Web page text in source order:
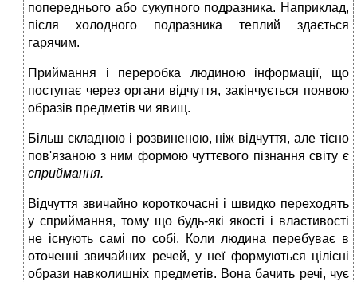
попереднього або сукупного подразника. Наприклад,
після холодного подразника теплий здається
гарячим.
Приймання і переробка людиною інформації, що
поступає через органи відчуття, закінчується появою
образів предметів чи явищ.
Більш складною і розвиненою, ніж відчуття, але тісно
пов'язаною з ним формою чуттєвого пізнання світу є
сприймання.
Відчуття звичайно короткочасні і швидко переходять
у сприймання, тому що будь-які якості і властивості
не існують самі по собі. Коли людина перебуває в
оточенні звичайних речей, у неї формуються цілісні
образи навколишніх предметів. Вона бачить речі, чує